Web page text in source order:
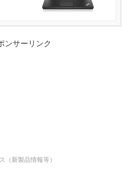
ンサーリンク
（新製品情報等）